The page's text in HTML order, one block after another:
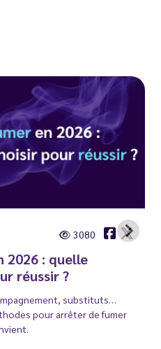
3080
2026 : quelle
réussir ?
substituts…
pour arrêter de fumer